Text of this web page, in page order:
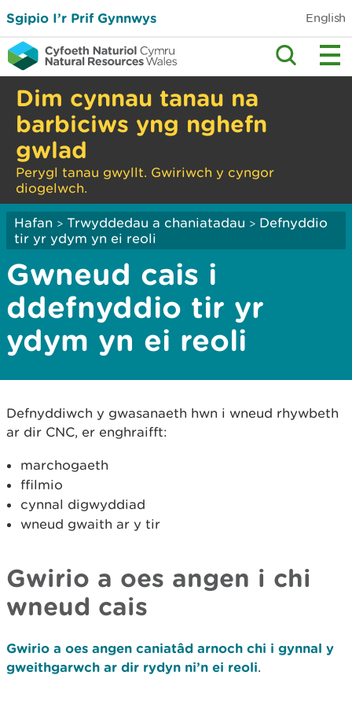
Sgipio I’r Prif Gynnwys English
Dim cynnau tanau na
barbiciws yng nghefn
gwlad
Perygl tanau gwyllt. Gwiriwch y cyngor
diogelwch.
Hafan > Trwyddedau a chaniatadau > Defnyddio
tir yr ydym yn ei reoli
Gwneud cais i
ddefnyddio tir yr
ydym yn ei reoli
Defnyddiwch y gwasanaeth hwn i wneud rhywbeth
ar dir CNC, er enghraifft:
marchogaeth
ffilmio
cynnal digwyddiad
wneud gwaith ar y tir
Gwirio a oes angen i chi
wneud cais
Gwirio a oes angen caniatâd arnoch chi i gynnal y
gweithgarwch ar dir rydyn ni’n ei reoli.